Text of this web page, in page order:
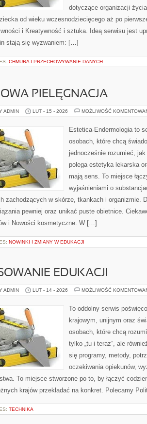
dotyczące organizacji
od wieku wczesnodziecięcego aż po
i Kreatywność i sztuka. Ideą serwisu jest
stają się wyzwaniem: […]
CHMURA I PRZECHOWYWANIE DANYCH
PIELĘGNACJA
ADMIN LUT - 15 - 2026 MOŻLIWOŚĆ
Estetica-Endermologia to
osobach, które chcą
jednocześnie rozumieć,
polega estetyka lekarska
mają sens. To miejsce
wyjaśnieniami o
zachodzących w skórze, tkankach i organizmie.
pewniej oraz unikać puste obietnice.
i Nowości kosmetyczne. W […]
NOWINKI I ZMIANY W EDUKACJI
EDUKACJI
ADMIN LUT - 14 - 2026 MOŻLIWOŚĆ
To oddolny serwis
krajowym, unijnym oraz
osobach, które chcą
tylko „tu i teraz”, ale
się programy, metody,
oczekiwania opiekunów,
To miejsce stworzone po to, by łączyć
krajów przekładać na konkret. Polecamy
TECHNIKA